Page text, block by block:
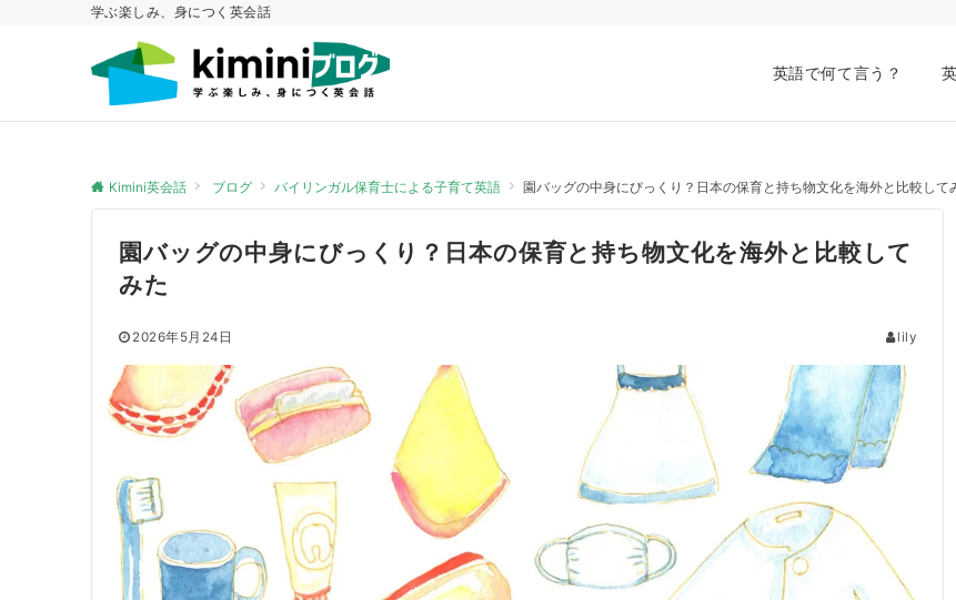
学ぶ楽しみ、身につく英会話
英語で何て言う？
Kimini英会話 ブログ バイリンガル保育士による子育て英語 園バッグの中身にびっくり？日本の保育と持ち物文化を海外と比較して
園バッグの中身にびっくり？日本の保育と持ち物文化を海外と比較して
みた
2026年5月24日 lily